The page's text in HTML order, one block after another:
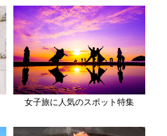
女子旅に人気のスポット特集